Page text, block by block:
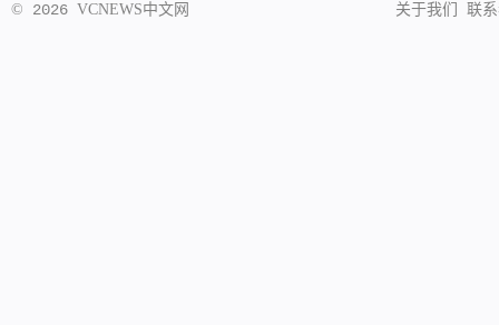
© 2026 VCNEWS中文网 关于我们 联